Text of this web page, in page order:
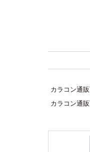
カラコン通
カラコン通